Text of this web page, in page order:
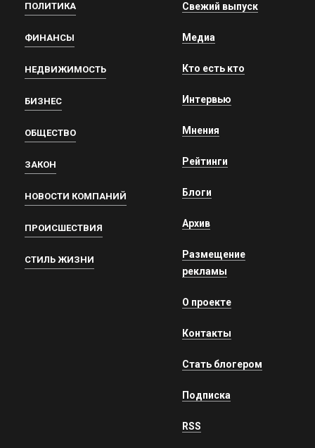
ПОЛИТИКА
ФИНАНСЫ
НЕДВИЖИМОСТЬ
БИЗНЕС
ОБЩЕСТВО
ЗАКОН
НОВОСТИ КОМПАНИЙ
ПРОИСШЕСТВИЯ
СТИЛЬ ЖИЗНИ
Свежий выпуск
Медиа
Кто есть кто
Интервью
Мнения
Рейтинги
Блоги
Архив
Размещение
рекламы
О проекте
Контакты
Стать блогером
Подписка
RSS